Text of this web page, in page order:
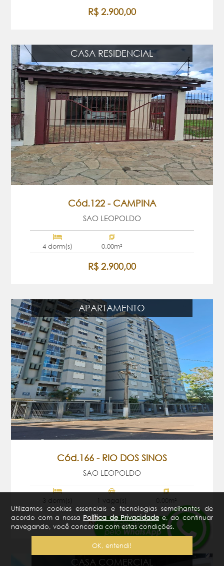
Utilizamos cookies essenciais e tecnologias semelhantes de
acordo com a nossa Política de Privacidadee, ao continuar
navegando, você concorda com estas condições.
OK, entendi!
R$ 2.900,00
CASA RESIDENCIAL
Cód.122 - CAMPINA
SAO LEOPOLDO
4 dorm(s) 0.00m²
R$ 2.900,00
APARTAMENTO
Cód.166 - RIO DOS SINOS
SAO LEOPOLDO
3 dorm(s) 1 vaga(s) 0.00m²
R$ 2.890,00
CASA COMERCIAL